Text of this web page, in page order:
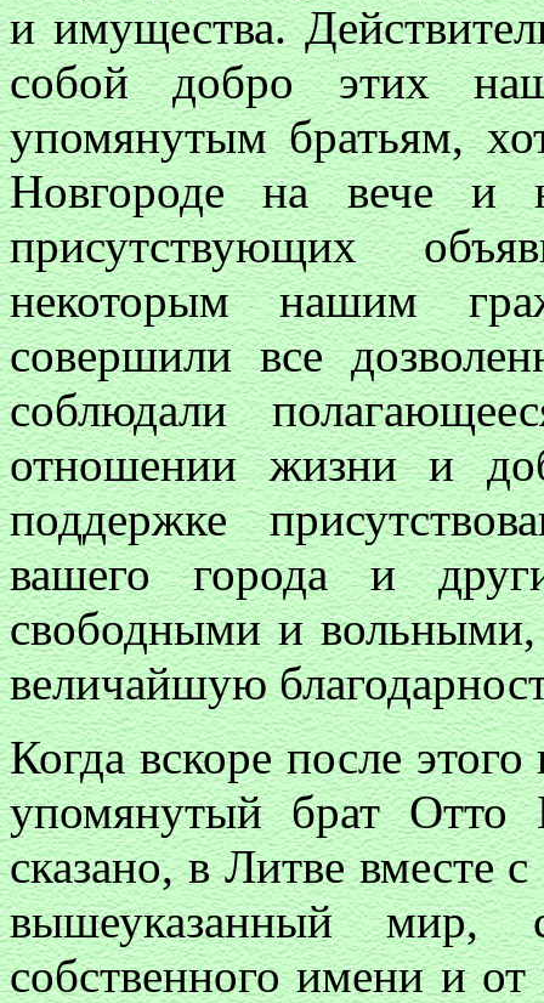
и имущества.
собой добро этих
упомянутым братьям,
Новгороде на вече и
присутствующих
некоторым нашим
совершили все
соблюдали
отношении жизни и
поддержке
вашего города и
свободными и
величайшую
Когда вскоре после
упомянутый брат Отто
сказано, в Литве вместе
вышеуказанный мир,
собственного имени и